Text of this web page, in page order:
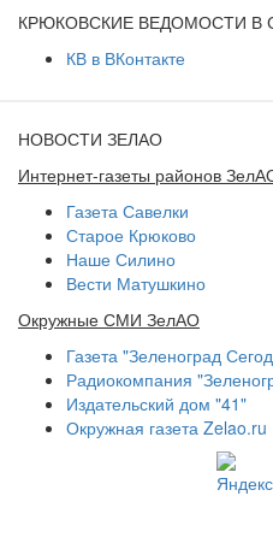
КРЮКОВСКИЕ ВЕДОМОСТИ В
КВ в ВКонтакте
НОВОСТИ ЗЕЛАО
Интернет-газеты районов
Газета Савелки
Старое Крюково
Наше Силино
Вести Матушкино
Окружные СМИ ЗелАО
Газета "Зеленоград
Радиокомпания
Издательский дом "41"
Окружная газета Zelao.ru